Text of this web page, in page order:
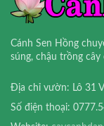
Cánh Sen Hồng
súng, chậu trồng
Địa chỉ vườn: Lô 31
Số điện thoại: